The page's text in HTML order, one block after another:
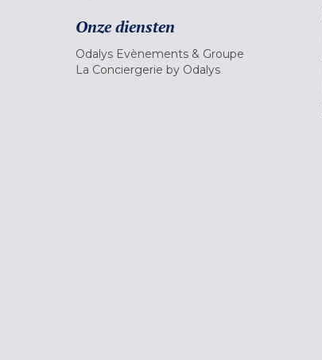
Onze diensten
Odalys Evènements & Groupe
La Conciergerie by Odalys